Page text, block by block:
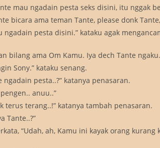
mau ngadain pesta seks disini, itu nggak
bicara ama teman Tante, please donk
pesta disini.” kataku agak
bilang ama Om Kamu. Iya dech Tante
Sony.” kataku senang.
pesta..?” katanya penasaran.
anuu..”
terus terang..!” katanya tambah penasaran.
Tante..?”
“Udah, ah, Kamu ini kayak orang kurang